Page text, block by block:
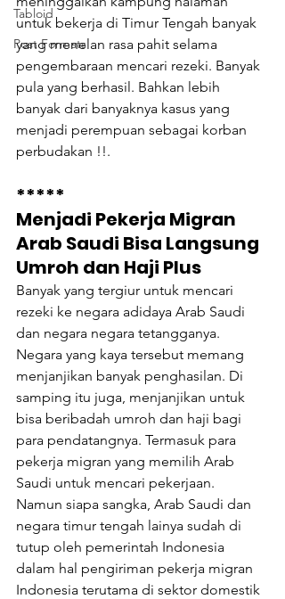
Tabloid
Post Formats
untuk bekerja di Timur Tengah banyak
yang menelan rasa pahit selama
pengembaraan mencari rezeki. Banyak
pula yang berhasil. Bahkan lebih
banyak dari banyaknya kasus yang
menjadi perempuan sebagai korban
perbudakan !!.
*****
Menjadi Pekerja Migran
Arab Saudi Bisa Langsung
Umroh dan Haji Plus
Banyak yang tergiur untuk mencari
rezeki ke negara adidaya Arab Saudi
dan negara negara tetangganya.
Negara yang kaya tersebut memang
menjanjikan banyak penghasilan. Di
samping itu juga, menjanjikan untuk
bisa beribadah umroh dan haji bagi
para pendatangnya. Termasuk para
pekerja migran yang memilih Arab
Saudi untuk mencari pekerjaan.
Namun siapa sangka, Arab Saudi dan
negara timur tengah lainya sudah di
tutup oleh pemerintah Indonesia
dalam hal pengiriman pekerja migran
Indonesia terutama di sektor domestik